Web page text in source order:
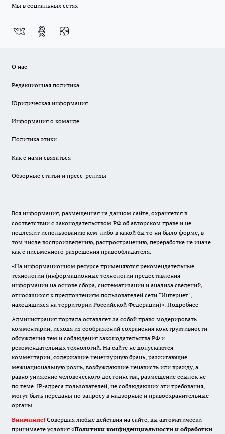
Мы в социальных сетях
О нас
Редакционная политика
Юридическая информация
Информация о команде
Политика этики
Как с нами связаться
Обзорные статьи и пресс-релизы
Вся информация, размещенная на данном сайте, охраняется в
соответствии с законодательством РФ об авторском праве и не
подлежит использованию кем-либо в какой бы то ни было форме, в
том числе воспроизведению, распространению, переработке не иначе
как с письменного разрешения правообладателя.
«На информационном ресурсе применяются рекомендательные
технологии (информационные технологии предоставления
информации на основе сбора, систематизации и анализа сведений,
относящихся к предпочтениям пользователей сети "Интернет",
находящихся на территории Российской Федерации)». Подробнее
Администрация портала оставляет за собой право модерировать
комментарии, исходя из соображений сохранения конструктивности
обсуждения тем и соблюдения законодательства РФ и
рекомендательных технологий. На сайте не допускаются
комментарии, содержащие нецензурную брань, разжигающие
межнациональную рознь, возбуждающие ненависть или вражду, а
равно унижение человеческого достоинства, размещение ссылок не
по теме. IP-адреса пользователей, не соблюдающих эти требования,
могут быть переданы по запросу в надзорные и правоохранительные
органы.
Внимание! Совершая любые действия на сайте, вы автоматически
принимаете условия «Политики конфиденциальности и обработки